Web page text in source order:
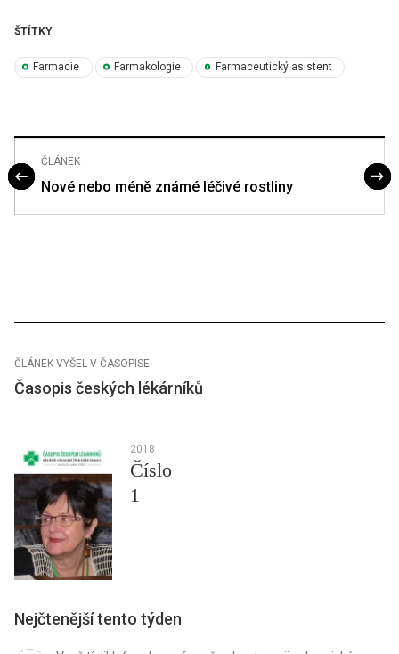
ŠTÍTKY
Farmacie Farmakologie Farmaceutický asistent
ČLÁNEK
Nové nebo méně známé léčivé rostliny
ČLÁNEK VYŠEL V ČASOPISE
Časopis českých lékárníků
2018
Číslo
1
Nejčtenější tento týden